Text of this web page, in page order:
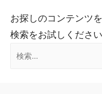
お探しのコンテンツ
検索をお試しください